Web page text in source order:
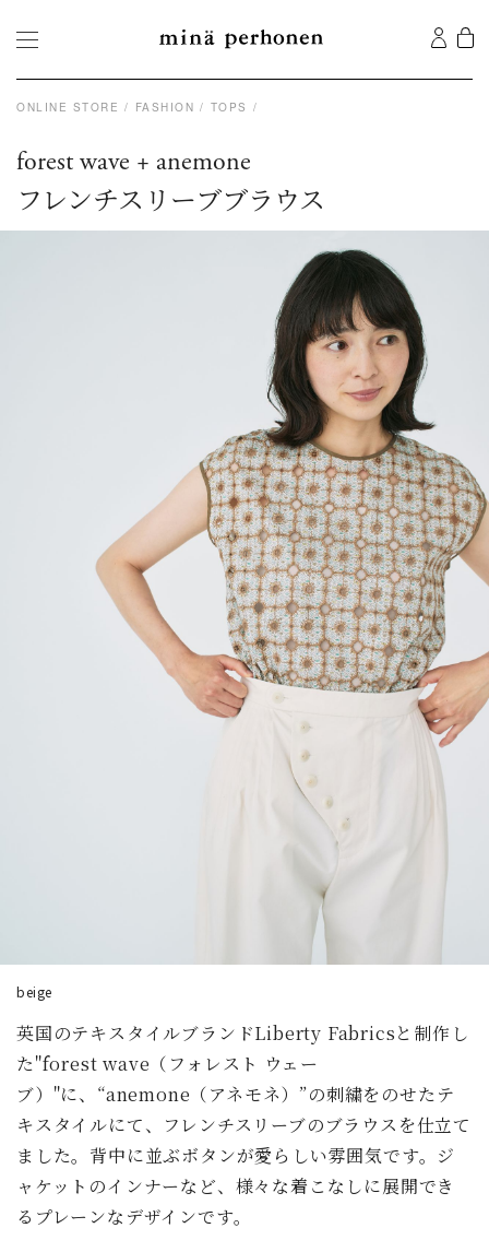
ONLINE STORE FASHION TOPS
forest wave + anemone
フレンチスリーブブラウス
beige
英国のテキスタイルブランドLiberty Fabricsと制作し
た"forest wave（フォレスト ウェー
ブ）"に、“anemone（アネモネ）”の刺繍をのせたテ
キスタイルにて、フレンチスリーブのブラウスを仕立て
ました。背中に並ぶボタンが愛らしい雰囲気です。ジ
ャケットのインナーなど、様々な着こなしに展開でき
るプレーンなデザインです。